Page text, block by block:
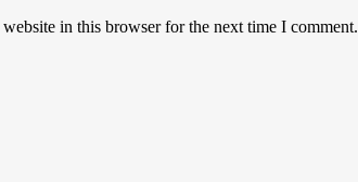
in this browser for the next time I comment.